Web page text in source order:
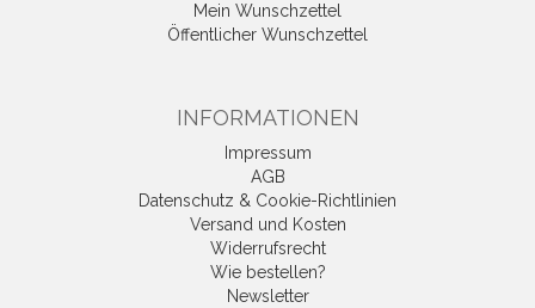
Mein Wunschzettel
Öffentlicher Wunschzettel
INFORMATIONEN
Impressum
AGB
Datenschutz & Cookie-Richtlinien
Versand und Kosten
Widerrufsrecht
Wie bestellen?
Newsletter